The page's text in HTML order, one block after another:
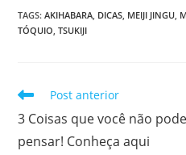
TAGS:AKIHABARA, DICAS, MEIJI JINGU,
TÓQUIO, TSUKIJI
Leia
artigos
Post anterior
3 Coisas que você não
pensar! Conheça aqui